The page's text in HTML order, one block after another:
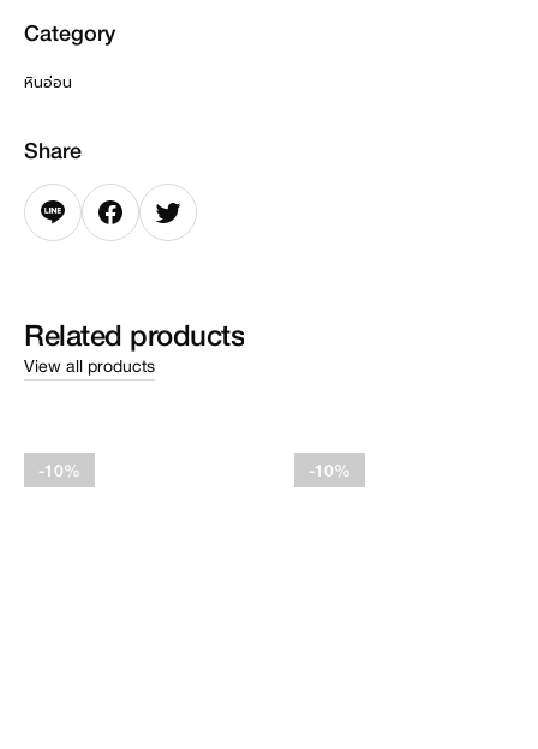
Category
หินอ่อน
Share
Related products
View all products
-10% -10%